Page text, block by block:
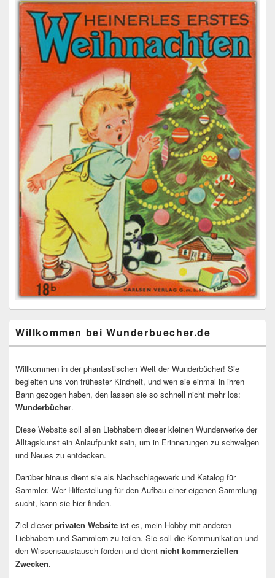
Willkommen bei Wunderbuecher.de
Willkommen in der phantastischen Welt der Wunderbücher! Sie
begleiten uns von frühester Kindheit, und wen sie einmal in ihren
Bann gezogen haben, den lassen sie so schnell nicht mehr los:
Wunderbücher.
Diese Website soll allen Liebhabern dieser kleinen Wunderwerke der
Alltagskunst ein Anlaufpunkt sein, um in Erinnerungen zu schwelgen
und Neues zu entdecken.
Darüber hinaus dient sie als Nachschlagewerk und Katalog für
Sammler. Wer Hilfestellung für den Aufbau einer eigenen Sammlung
sucht, kann sie hier finden.
Ziel dieserprivaten Website ist es, mein Hobby mit anderen
Liebhabern und Sammlern zu teilen. Sie soll die Kommunikation und
den Wissensaustausch förden und dient nicht kommerziellen
Zwecken.